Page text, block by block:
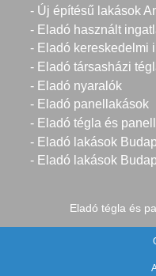
- Új építésű lakások
- Eladó használt
- Eladó kereskedelmi
- Eladó társasházi
- Eladó nyaralók
- Eladó panellakások
- Eladó tégla és
- Eladó lakások
- Eladó lakások
Eladó tégla és